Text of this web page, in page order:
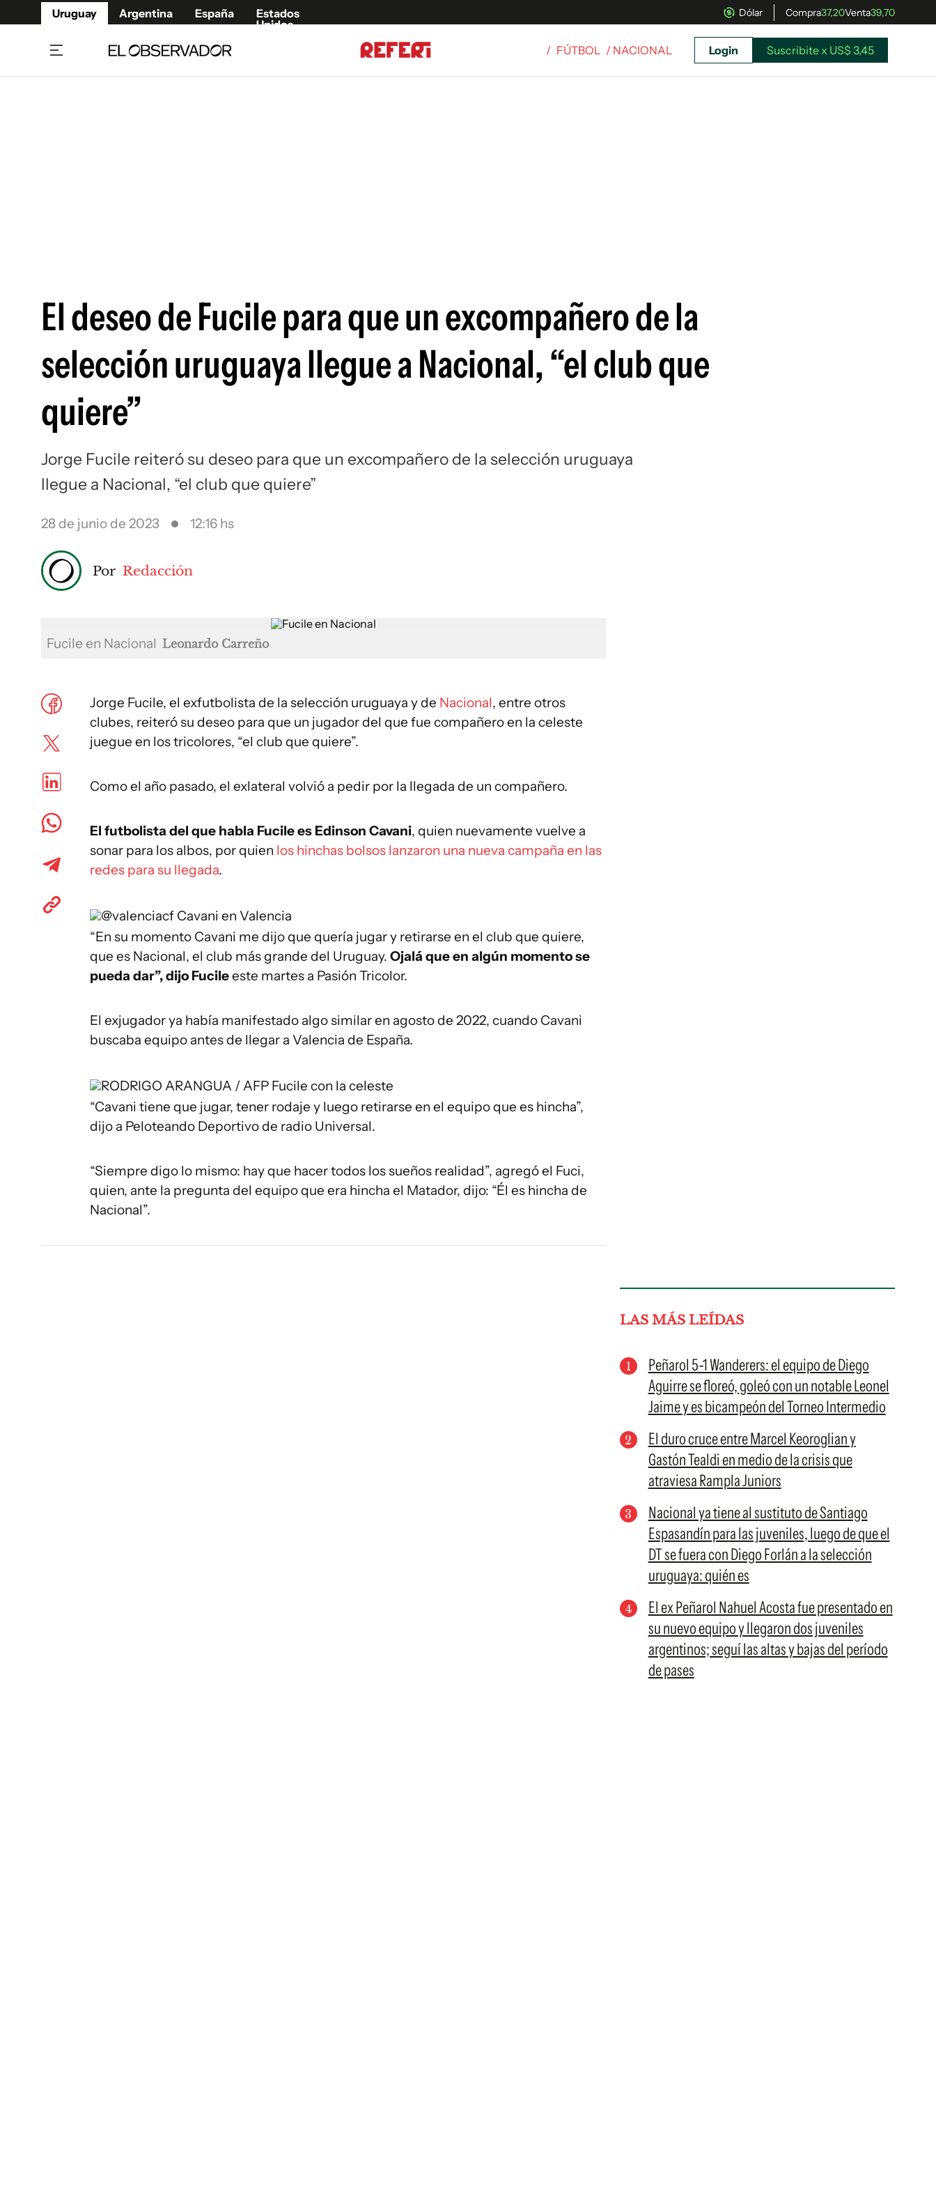
Uruguay Argentina España
Estados
Unidos
Dólar Compra37,20Venta39,70
Siguenos en:
/ FÚTBOL / NACIONAL Login Suscribite x US$ 3,45
El deseo de Fucile para que un excompañero de la
selección uruguaya llegue a Nacional, “el club que
quiere”
Jorge Fucile reiteró su deseo para que un excompañero de la selección uruguaya
llegue a Nacional, “el club que quiere”
28 de junio de 2023 12:16 hs
Por Redacción
Fucile en Nacional Leonardo Carreño
Jorge Fucile, el exfutbolista de la selección uruguaya y de Nacional, entre otros
clubes, reiteró su deseo para que un jugador del que fue compañero en la celeste
juegue en los tricolores, “el club que quiere”.
Como el año pasado, el exlateral volvió a pedir por la llegada de un compañero.
El futbolista del que habla Fucile es Edinson Cavani, quien nuevamente vuelve a
sonar para los albos, por quien los hinchas bolsos lanzaron una nueva campaña en las
redes para su llegada.
@valenciacf Cavani en Valencia
“En su momento Cavani me dijo que quería jugar y retirarse en el club que quiere,
que es Nacional, el club más grande del Uruguay. Ojalá que en algún momento se
pueda dar”, dijo Fucileeste martes a Pasión Tricolor.
El exjugador ya había manifestado algo similar en agosto de 2022, cuando Cavani
buscaba equipo antes de llegar a Valencia de España.
RODRIGO ARANGUA / AFP Fucile con la celeste
“Cavani tiene que jugar, tener rodaje y luego retirarse en el equipo que es hincha”,
dijo a Peloteando Deportivo de radio Universal.
“Siempre digo lo mismo: hay que hacer todos los sueños realidad”, agregó el Fuci,
quien, ante la pregunta del equipo que era hincha el Matador, dijo: “Él es hincha de
Nacional”.
LAS MÁS LEÍDAS
Peñarol 5-1 Wanderers: el equipo de Diego
Aguirre se floreó, goleó con un notable Leonel
Jaime y es bicampeón del Torneo Intermedio
El duro cruce entre Marcel Keoroglian y
Gastón Tealdi en medio de la crisis que
atraviesa Rampla Juniors
Nacional ya tiene al sustituto de Santiago
Espasandín para las juveniles, luego de que el
DT se fuera con Diego Forlán a la selección
uruguaya: quién es
El ex Peñarol Nahuel Acosta fue presentado en
su nuevo equipo y llegaron dos juveniles
argentinos; seguí las altas y bajas del período
de pases